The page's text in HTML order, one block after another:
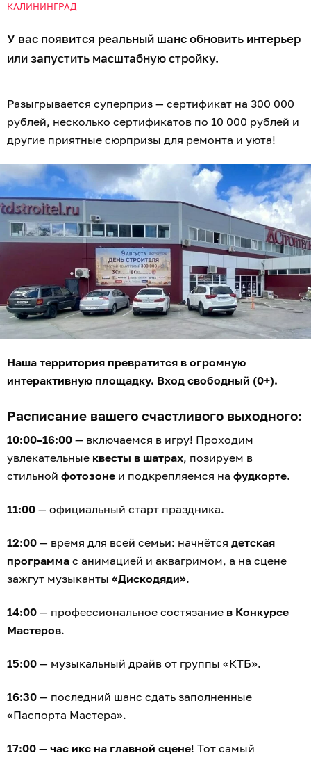
КАЛИНИНГРАД
У вас появится реальный шанс обновить интерьер
или запустить масштабную стройку.
Разыгрывается суперприз — сертификат на 300 000
рублей, несколько сертификатов по 10 000 рублей и
другие приятные сюрпризы для ремонта и уюта!
Наша территория превратится в огромную
интерактивную площадку. Вход свободный (0+).
Расписание вашего счастливого выходного:
10:00–16:00 — включаемся в игру! Проходим
увлекательные квесты в шатрах, позируем в
стильной фотозоне и подкрепляемся на фудкорте.
11:00 — официальный старт праздника.
12:00 — время для всей семьи: начнётся детская
программа с анимацией и аквагримом, а на сцене
зажгут музыканты «Дискодяди».
14:00 — профессиональное состязание в Конкурсе
Мастеров.
15:00 — музыкальный драйв от группы «КТБ».
16:30 — последний шанс сдать заполненные
«Паспорта Мастера».
17:00 — час икс на главной сцене! Тот самый